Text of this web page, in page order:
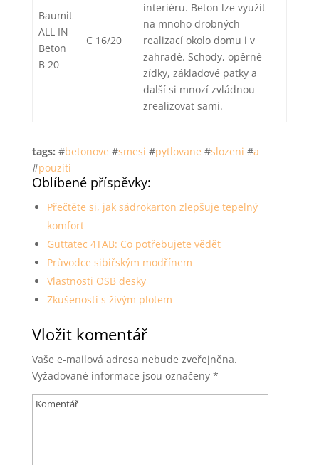
Baumit
ALL IN
Beton
B 20
C 16/20
interiéru. Beton lze využít
na mnoho drobných
realizací okolo domu i v
zahradě. Schody, opěrné
zídky, základové patky a
další si mnozí zvládnou
zrealizovat sami.
tags: #betonove #smesi #pytlovane #slozeni #a
#pouziti
Oblíbené příspěvky:
Přečtěte si, jak sádrokarton zlepšuje tepelný
komfort
Guttatec 4TAB: Co potřebujete vědět
Průvodce sibiřským modřínem
Vlastnosti OSB desky
Zkušenosti s živým plotem
Vložit komentář
Vaše e-mailová adresa nebude zveřejněna.
Vyžadované informace jsou označeny *